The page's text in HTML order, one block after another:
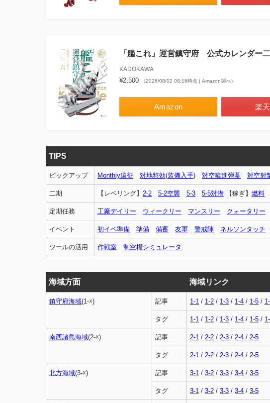
「艦これ」運営鎮守府 公式カレンダー
KADOKAWA
¥2,500 （2026/08/02 08:16時点 | Amazon調べ）
Amazon 楽
TIPS
ピックアップ Monthly遠征 対地特効(装備入手) 対空噴進弾幕 対空射
二期 【レベリング】 2-2 5-2空襲 5-3 5-5対潜 【稼ぎ】 燃料
定期任務 工廠デイリー ウィークリー マンスリー クォータリー
イベント 初イベ準備 準備 備蓄 友軍 警戒陣 ネルソンタッチ
ツールの活用 作戦室 制空権シミュレータ
海域方面 海域リンク
鎮守府海域(1-☓) 記事 1-1 / 1-2 / 1-3 / 1-4 / 1-5 /
タグ 1-1 / 1-2 / 1-3 / 1-4 / 1-5 /
南西諸島海域(2-☓) 記事 2-1 / 2-2 / 2-3 / 2-4 / 2-5
タグ 2-1 / 2-2 / 2-3 / 2-4 / 2-5
北方海域(3-☓) 記事 3-1 / 3-2 / 3-3 / 3-4 / 3-5
タグ 3-1 / 3-2 / 3-3 / 3-4 / 3-5